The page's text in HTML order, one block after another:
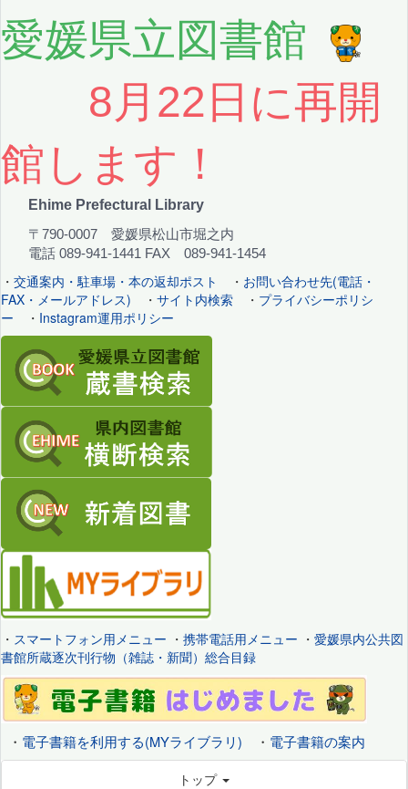
愛媛県立図書館
8月22日に再開
館します！
Ehime Prefectural Library
〒790-0007 愛媛県松山市堀之内
電話 089-941-1441 FAX 089-941-1454
・ 交通案内・駐車場・本の返却ポスト ・ お問い合わせ先(電話・
FAX・メールアドレス) ・ サイト内検索 ・ プライバシーポリシ
ー ・ Instagram運用ポリシー
・ スマートフォン用メニュー ・ 携帯電話用メニュー ・ 愛媛県内公共図
書館所蔵逐次刊行物（雑誌・新聞）総合目録
・ 電子書籍を利用する(MYライブラリ) ・ 電子書籍の案内
トップ